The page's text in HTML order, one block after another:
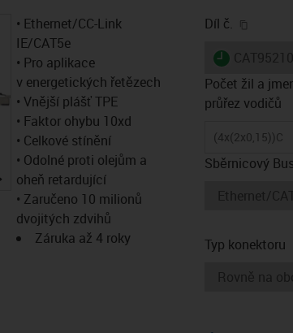
igus-icon-lupe
• Ethernet/CC-Link
IE/CAT5e
• Pro aplikace
v energetických řetězech
• Vnější plášť TPE
• Faktor ohybu 10xd
• Celkové stínění
• Odolné proti olejům a
oheň retardující
• Zaručeno 10 milionů
dvojitých zdvihů
Záruka až 4 roky
Díl č.
igus-icon-
Počet žil a
průřez vodičů
(4x(2x0,15))C
Sběrnicový
Typ konektoru